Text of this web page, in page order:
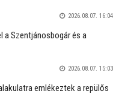
2026.08.07. 16:04
a Szentjánosbogár és a
2026.08.07. 15:03
emlékeztek a repülős